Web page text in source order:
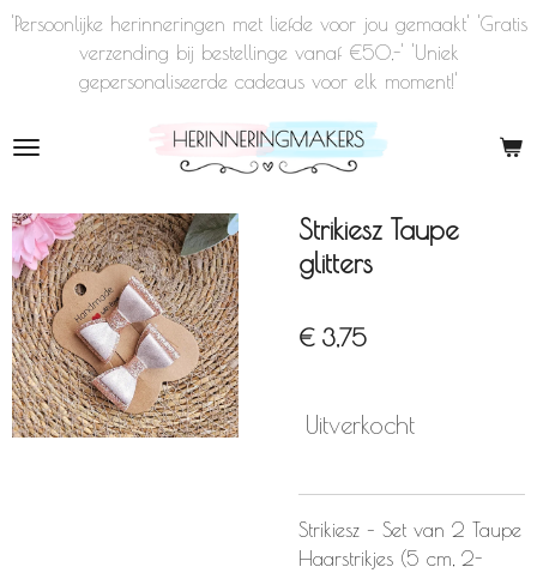
Ga
hoofdinhoud
'Persoonlijke herinneringen met liefde voor jou gemaakt' 'Gratis
verzending bij bestellinge vanaf €50,-' 'Uniek
gepersonaliseerde cadeaus voor elk moment!'
Strikiesz Taupe
glitters
€ 3,75
Uitverkocht
Strikiesz – Set van 2 Taupe
Haarstrikjes (5 cm, 2-